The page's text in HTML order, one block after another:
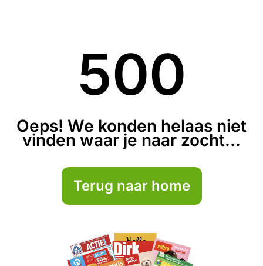
500
Oeps! We konden helaas niet
vinden waar je naar zocht...
Terug naar home